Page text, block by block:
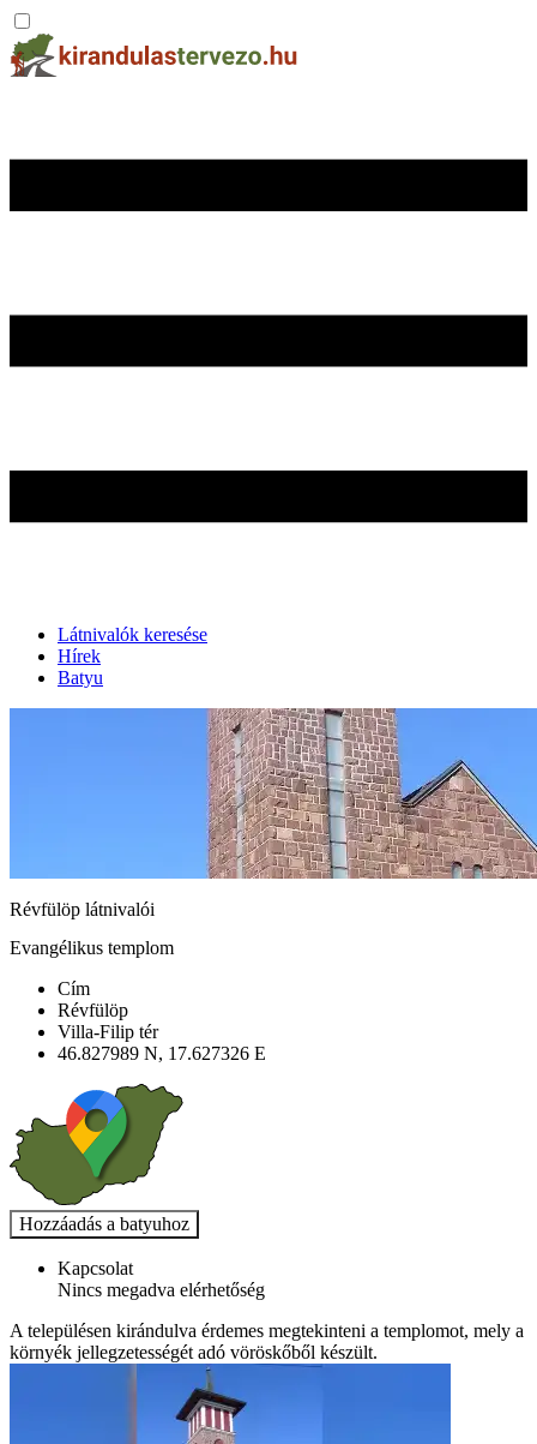
Látnivalók keresése
Hírek
Batyu
Révfülöp látnivalói
Evangélikus templom
Cím
Révfülöp
Villa-Filip tér
46.827989 N, 17.627326 E
Kapcsolat
Nincs megadva elérhetőség
A településen kirándulva érdemes megtekinteni a templomot, mely a
környék jellegzetességét adó vöröskőből készült.